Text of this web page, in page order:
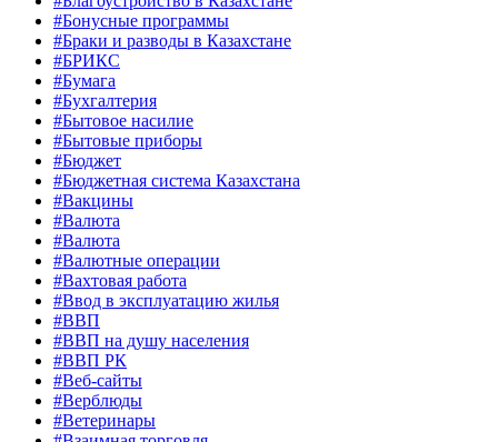
#Бонусные программы
#Браки и разводы в Казахстане
#БРИКС
#Бумага
#Бухгалтерия
#Бытовое насилие
#Бытовые приборы
#Бюджет
#Бюджетная система Казахстана
#Вакцины
#Валюта
#Валюта
#Валютные операции
#Вахтовая работа
#Ввод в эксплуатацию жилья
#ВВП
#ВВП на душу населения
#ВВП РК
#Веб-сайты
#Верблюды
#Ветеринары